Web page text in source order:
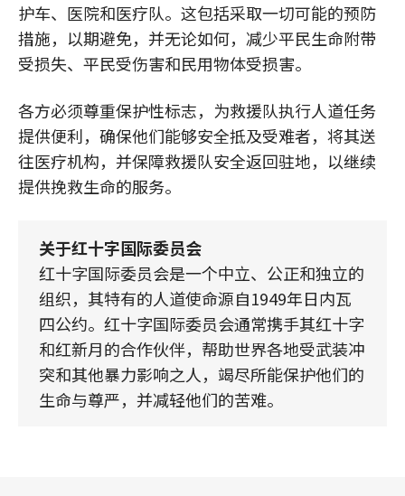
护车、医院和医疗队。这包括采取一切可能的预防
措施，以期避免，并无论如何，减少平民生命附带
受损失、平民受伤害和民用物体受损害。
各方必须尊重保护性标志，为救援队执行人道任务
提供便利，确保他们能够安全抵及受难者，将其送
往医疗机构，并保障救援队安全返回驻地，以继续
提供挽救生命的服务。
关于红十字国际委员会
红十字国际委员会是一个中立、公正和独立的
组织，其特有的人道使命源自1949年日内瓦
四公约。红十字国际委员会通常携手其红十字
和红新月的合作伙伴，帮助世界各地受武装冲
突和其他暴力影响之人，竭尽所能保护他们的
生命与尊严，并减轻他们的苦难。